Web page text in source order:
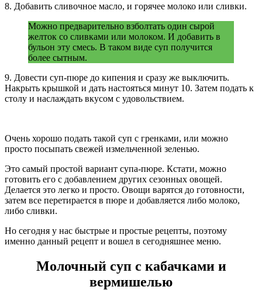
8. Добавить сливочное масло, и горячее молоко или сливки.
Можно предварительно взболтать один сырой
желток со сливками или молоком. И добавить в
бульон эту смесь. В таком виде суп получится
более сытным.
9. Довести суп-пюре до кипения и сразу же выключить.
Накрыть крышкой и дать настояться минут 10. Затем подать к
столу и наслаждать вкусом с удовольствием.
Очень хорошо подать такой суп с гренками, или можно
просто посыпать свежей измельченной зеленью.
Это самый простой вариант супа-пюре. Кстати, можно
готовить его с добавлением других сезонных овощей.
Делается это легко и просто. Овощи варятся до готовности,
затем все перетирается в пюре и добавляется либо молоко,
либо сливки.
Но сегодня у нас быстрые и простые рецепты, поэтому
именно данный рецепт и вошел в сегодняшнее меню.
Молочный суп с кабачками и
вермишелью